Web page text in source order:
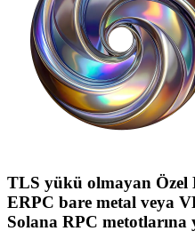
TLS yükü olmayan
ERPC bare metal veya
Solana RPC metotlarına